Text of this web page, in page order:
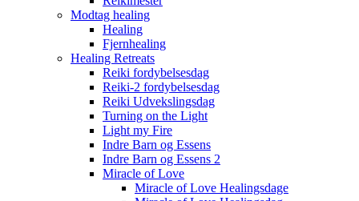
Modtag healing
Healing
Fjernhealing
Healing Retreats
Reiki fordybelsesdag
Reiki-2 fordybelsesdag
Reiki Udvekslingsdag
Turning on the Light
Light my Fire
Indre Barn og Essens
Indre Barn og Essens 2
Miracle of Love
Miracle of Love Healingsdage